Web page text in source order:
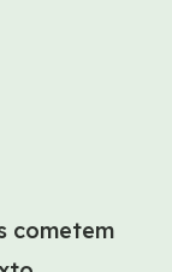
cometem